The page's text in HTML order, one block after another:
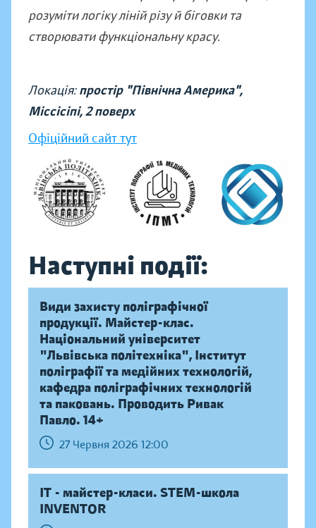
розуміти логіку ліній різу й біговки та
створювати функціональну красу.
Локація:простір "Північна Америка",
Міссісіпі, 2 поверх
Офіційний сайт тут
Наступні події:
Види захисту поліграфічної
продукції. Майстер-клас.
Національний університет
"Львівська політехніка", Інститут
поліграфії та медійних технологій,
кафедра поліграфічних технологій
та паковань. Проводить Ривак
Павло. 14+
27 Червня 2026 12:00
IT - майстер-класи. STEM-школа
INVENTOR